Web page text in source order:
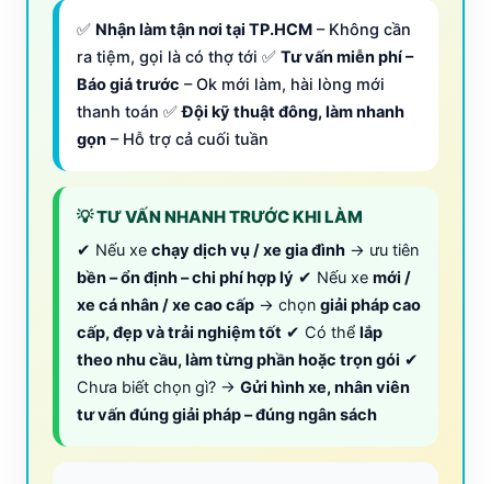
✅ Nhận làm tận nơi tại TP.HCM – Không cần
ra tiệm, gọi là có thợ tới ✅ Tư vấn miễn phí –
Báo giá trước – Ok mới làm, hài lòng mới
thanh toán ✅Đội kỹ thuật đông, làm nhanh
gọn – Hỗ trợ cả cuối tuần
💡 TƯ VẤN NHANH TRƯỚC KHI LÀM
✔ Nếu xe chạy dịch vụ / xe gia đình → ưu tiên
bền – ổn định – chi phí hợp lý ✔ Nếu xe mới /
xe cá nhân / xe cao cấp → chọn giải pháp cao
cấp, đẹp và trải nghiệm tốt ✔ Có thể lắp
theo nhu cầu, làm từng phần hoặc trọn gói ✔
Chưa biết chọn gì? → Gửi hình xe, nhân viên
tư vấn đúng giải pháp – đúng ngân sách